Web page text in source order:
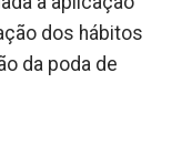
dos hábitos
da poda de